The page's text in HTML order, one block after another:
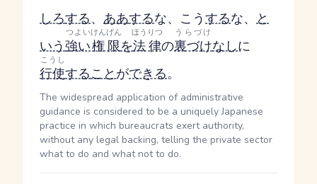
しろする、 ああするな、こうするな、 と
いう強い
つよい
権限
けんげん
を法律
ほうりつ
の裏づけ
うらづけ
なしに
行使
こうし
することができる。
The widespread application of administrative
guidance is considered to be a uniquely Japanese
practice in which bureaucrats exert authority,
without any legal backing, telling the private sector
what to do and what not to do.